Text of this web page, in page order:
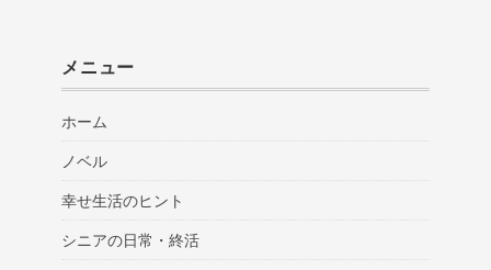
メニュー
ホーム
ノベル
幸せ生活のヒント
シニアの日常・終活